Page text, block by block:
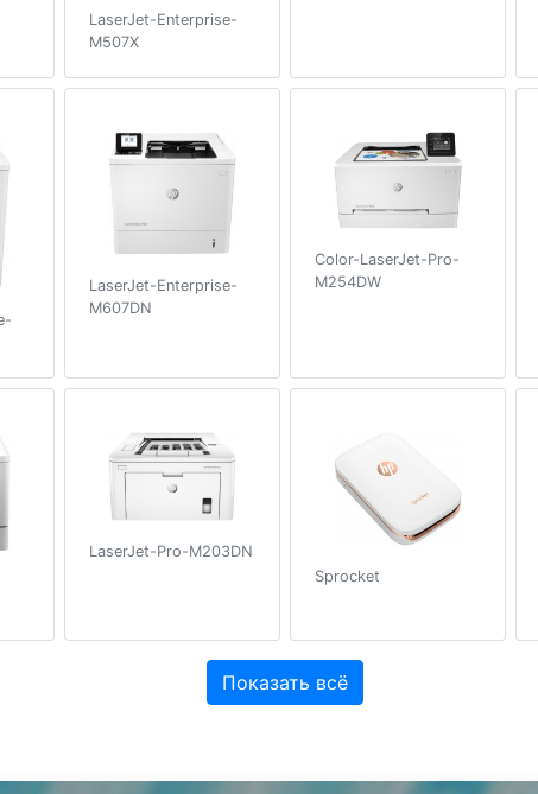
LaserJet-Enterprise-
M507X
LaserJet-Enterprise-
M607DN
Color-LaserJet-Pro-
M254DW
LaserJet-Pro-M203DN
Sprocket
Показать всё